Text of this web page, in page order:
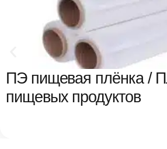
ПЭ пищевая плёнка /
пищевых продуктов